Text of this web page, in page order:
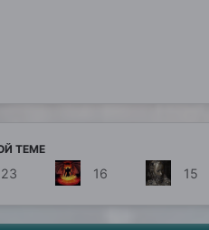
ТЕМЕ
23 16 15